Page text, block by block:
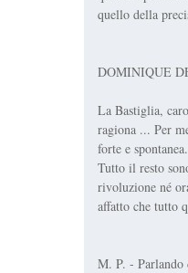
quello della
DOMINIQUE
La Bastiglia,
ragiona ... Per
forte e spontanea.
Tutto il resto
rivoluzione né
affatto che tutto
M. P. - Parlando